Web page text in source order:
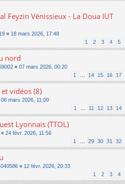
Feyzin Vénissieux - La Doua IUT
« 18 mars 2026, 17:48
1 2 3 4 5
nord
« 07 mars 2026, 00:20
1 14 15 16 17
vidéos (8)
06 mars 2026, 11:00
1 11 12 13 14
Lyonnais (TTOL)
« 24 févr. 2026, 11:56
1 29 30 31 32
« 12 févr. 2026, 20:33
1 2 3 4